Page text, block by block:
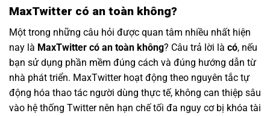
MaxTwitter có an toàn không?
Một trong những câu hỏi được quan tâm nhiều nhất hiện
nay là MaxTwitter có an toàn không? Câu trả lời là có, nếu
bạn sử dụng phần mềm đúng cách và đúng hướng dẫn từ
nhà phát triển. MaxTwitter hoạt động theo nguyên tắc tự
động hóa thao tác người dùng thực tế, không can thiệp sâu
vào hệ thống Twitter nên hạn chế tối đa nguy cơ bị khóa tài